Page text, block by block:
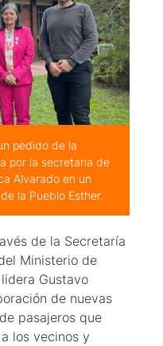
pedido de la
por la secretaria de
Alvarado en un
la Pueblo Esther.
de la Secretaría
Ministerio de
Gustavo
de nuevas
pasajeros que
los vecinos y